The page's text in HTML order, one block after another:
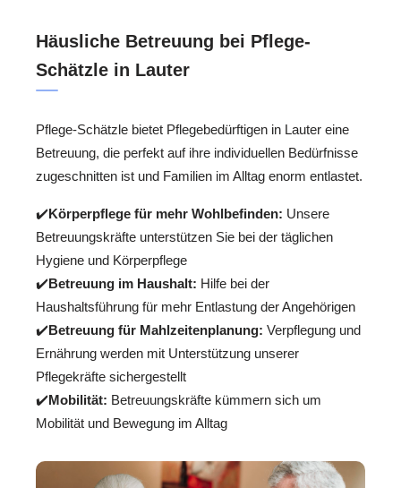
Häusliche Betreuung bei Pflege-
Schätzle in Lauter
Pflege-Schätzle bietet Pflegebedürftigen in Lauter eine
Betreuung, die perfekt auf ihre individuellen Bedürfnisse
zugeschnitten ist und Familien im Alltag enorm entlastet.
✔️Körperpflege für mehr Wohlbefinden: Unsere
Betreuungskräfte unterstützen Sie bei der täglichen
Hygiene und Körperpflege
✔️Betreuung im Haushalt: Hilfe bei der
Haushaltsführung für mehr Entlastung der Angehörigen
✔️Betreuung für Mahlzeitenplanung: Verpflegung und
Ernährung werden mit Unterstützung unserer
Pflegekräfte sichergestellt
✔️Mobilität: Betreuungskräfte kümmern sich um
Mobilität und Bewegung im Alltag